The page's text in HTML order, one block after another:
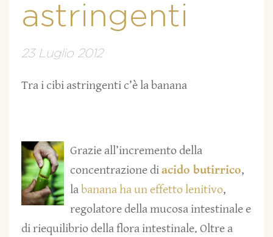
astringenti
23 Luglio 2012
Tra i cibi astringenti c’è la banana
Grazie all’incremento della
concentrazione diacido butirrico,
labanana ha un effetto lenitivo,
regolatore della mucosa intestinale e
di riequilibrio della flora intestinale. Oltre a